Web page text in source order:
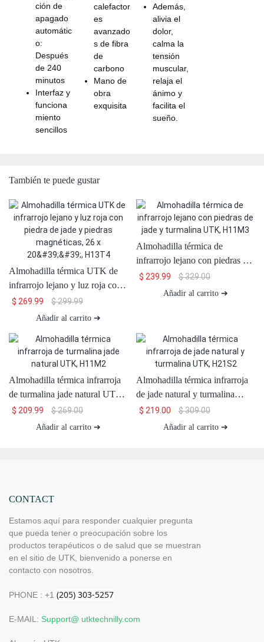
ción de
apagado
automátic
o:
Después
de 240
minutos
Interfaz y
funciona
miento
sencillos
calefactor
es
avanzado
s de fibra
de
carbono
Mano de
obra
exquisita
Además,
alivia el
dolor,
calma la
tensión
muscular,
relaja el
ánimo y
facilita el
sueño.
También te puede gustar
Almohadilla térmica UTK de
infrarrojo lejano y luz roja con
piedra de jade y piedras
magnéticas, 26 x 20'', H13T4
$ 269.99 $299.99
Añadir al carrito ➔
Almohadilla térmica de
infrarrojo lejano con piedras de
jade y turmalina UTK, H11M3
$ 239.99 $329.00
Añadir al carrito ➔
Almohadilla térmica infrarroja
de turmalina jade natural UTK,
H11M2
$ 209.99 $269.00
Añadir al carrito ➔
Almohadilla térmica infrarroja
de jade natural y turmalina
UTK, H21S2
$ 219.00 $309.00
Añadir al carrito ➔
CONTACT
Estamos aquí para responder cualquier pregunta
que pueda tener o preocupación sobre los
productos terapéuticos o de salud que se muestran
en el sitio de UTK, bienvenido a ponerse en
contacto con nosotros.
PHONE : +1
E-MAIL: Support@ utktechnilly.com